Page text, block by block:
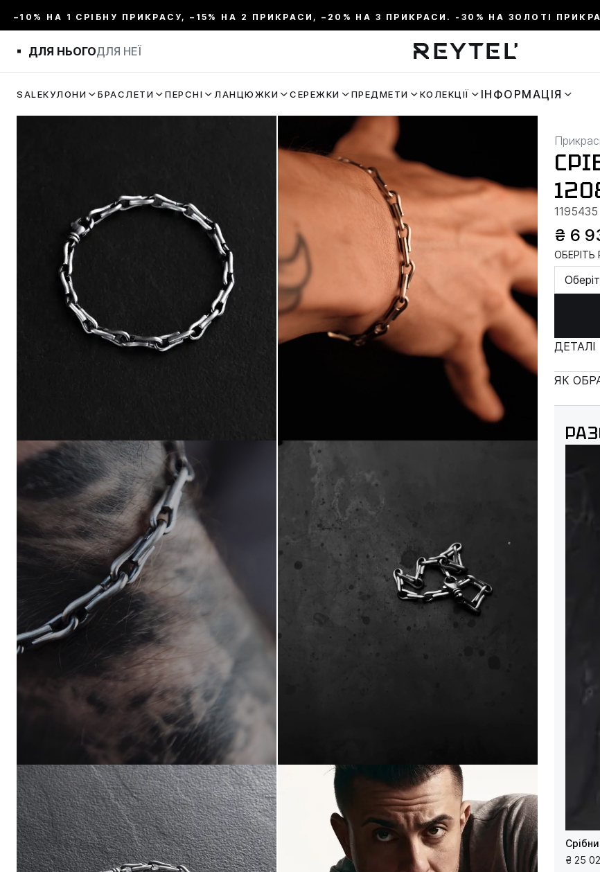
–10% НА 1 СРІБНУ ПРИКРАСУ, –15% НА 2 ПРИКРАСИ, –20% НА 3 ПРИКРАСИ. -30% НА ЗОЛОТІ
ДЛЯ НЬОГОДЛЯ НЕЇ
SALEКУЛОНИ БРАСЛЕТИ ПЕРСНІ ЛАНЦЮЖКИ СЕРЕЖКИ ПРЕДМЕТИ КОЛЕКЦІЇ ІНФОРМАЦІЯ
1195435
₴ 6
ОБЕРІТЬ
ДЕТАЛІ
ЯК
₴ 25